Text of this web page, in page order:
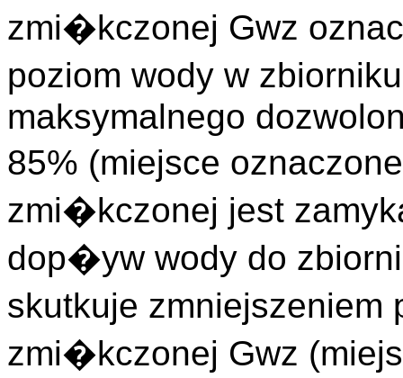
zmi�kczonej Gwz
poziom wody w
maksymalnego
85% (miejsce
zmi�kczonej jest
dop�yw wody do
skutkuje
zmi�kczonej Gwz